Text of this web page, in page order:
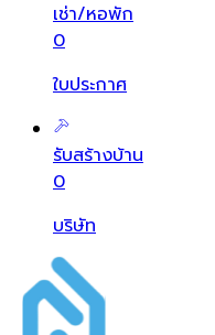
เช่า/หอพัก
0
ใบประกาศ
รับสร้างบ้าน
0
บริษัท